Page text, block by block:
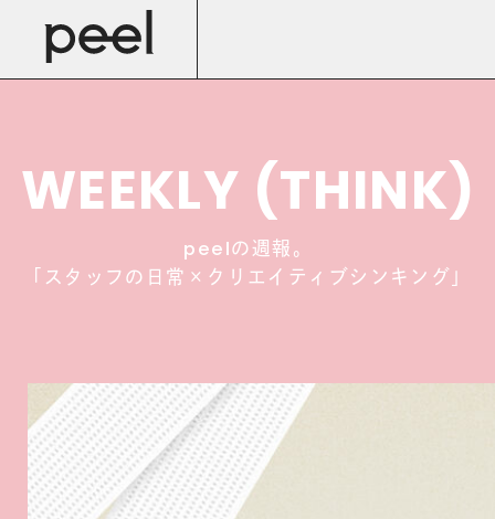
WEEKLY (THINK)
peel の週報。
スタッフの日常×クリエイティブシンキング 」